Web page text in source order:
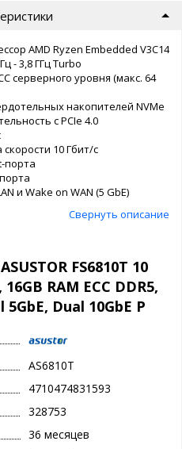
AMD Ryzen Embedded V3C14
- 3,8 ГГц Turbo
серверного уровня (макс. 64
накопителей NVMe
с PCIe 4.0
скорости 10 Гбит/с
порта
и Wake on WAN (5 GbE)
Свернуть описание
FS6810T 10
RAM ECC DDR5,
Dual 10GbE P
AS6810T
4710474831593
328753
36 месяцев